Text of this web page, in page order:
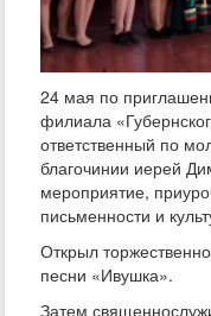
24 мая по
филиала
ответственный по
благочинии иерей
мероприятие,
письменности и
Открыл
песни «Ивушка».
Затем